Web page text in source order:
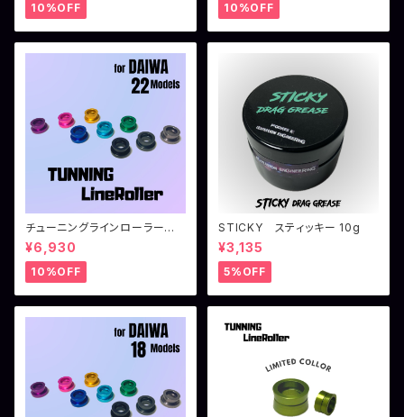
10%OFF 10%OFF
チューニングラインローラー
ダイワ用（22イグジスト系）
¥6,930
10%OFF
STICKY スティッキー 10g
¥3,135
5%OFF